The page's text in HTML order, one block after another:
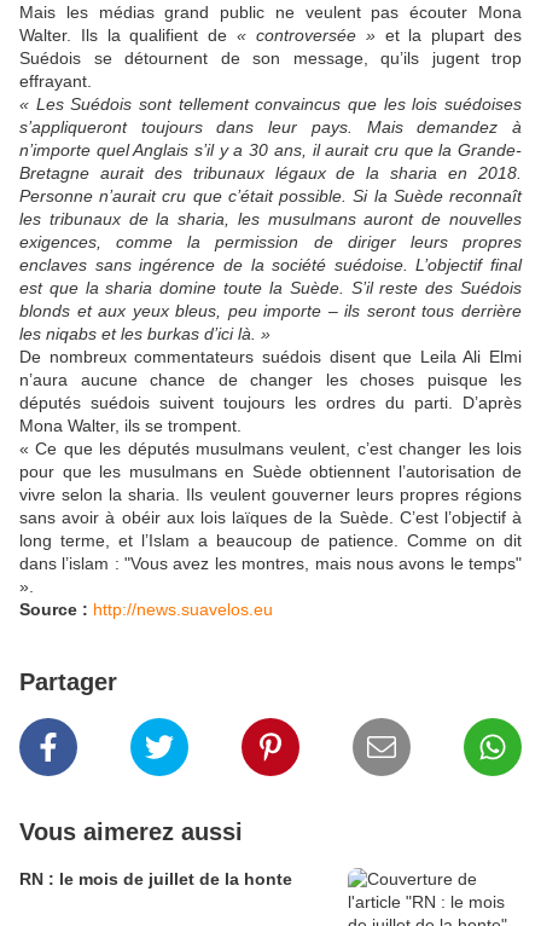
Mais les médias grand public ne veulent pas écouter Mona
Walter. Ils la qualifient de « controversée »et la plupart des
Suédois se détournent de son message, qu’ils jugent trop
effrayant.
« Les Suédois sont tellement convaincus que les lois suédoises
s’appliqueront toujours dans leur pays. Mais demandez à
n’importe quel Anglais s’il y a 30 ans, il aurait cru que la Grande-
Bretagne aurait des tribunaux légaux de la sharia en 2018.
Personne n’aurait cru que c’était possible. Si la Suède reconnaît
les tribunaux de la sharia, les musulmans auront de nouvelles
exigences, comme la permission de diriger leurs propres
enclaves sans ingérence de la société suédoise. L’objectif final
est que la sharia domine toute la Suède. S’il reste des Suédois
blonds et aux yeux bleus, peu importe – ils seront tous derrière
les niqabs et les burkas d’ici là. »
De nombreux commentateurs suédois disent que Leila Ali Elmi
n’aura aucune chance de changer les choses puisque les
députés suédois suivent toujours les ordres du parti. D’après
Mona Walter, ils se trompent.
« Ce que les députés musulmans veulent, c’est changer les lois
pour que les musulmans en Suède obtiennent l’autorisation de
vivre selon la sharia. Ils veulent gouverner leurs propres régions
sans avoir à obéir aux lois laïques de la Suède. C’est l’objectif à
long terme, et l’Islam a beaucoup de patience. Comme on dit
dans l’islam : "Vous avez les montres, mais nous avons le temps"
».
Source : http://news.suavelos.eu
Partager
Vous aimerez aussi
RN : le mois de juillet de la honte